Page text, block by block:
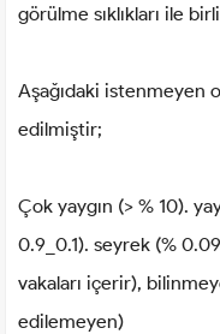
görülme sıklıkları ile
Aşağıdaki istenmeyen
edilmiştir;
Çok yaygın (> % 10).
0.9_0.1). seyrek (%
vakaları içerir),
edilemeyen)